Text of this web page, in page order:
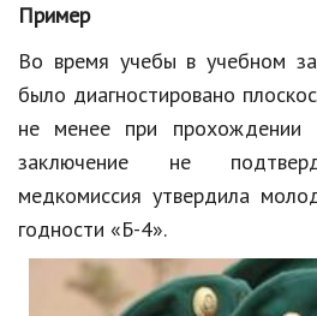
Пример
Во время учебы в учебном
было диагностировано
не менее при прохождении
заключение не
медкомиссия утвердила
годности «Б-4».